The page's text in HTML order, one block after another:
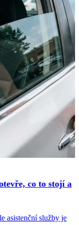
co to stojí a
asistenční služby je